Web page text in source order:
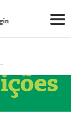
Eireli (51004355-5)